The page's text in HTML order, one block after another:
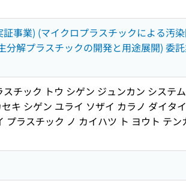
事業) (マイクロプラスチックによる汚
解プラスチックの開発と用途展開) 委
チック トウ シゲン ジュンカン システ
キ シゲン ユライ ソザイ カラノ ダイタ
ラスチック ノ カイハツ ト ヨウト テン